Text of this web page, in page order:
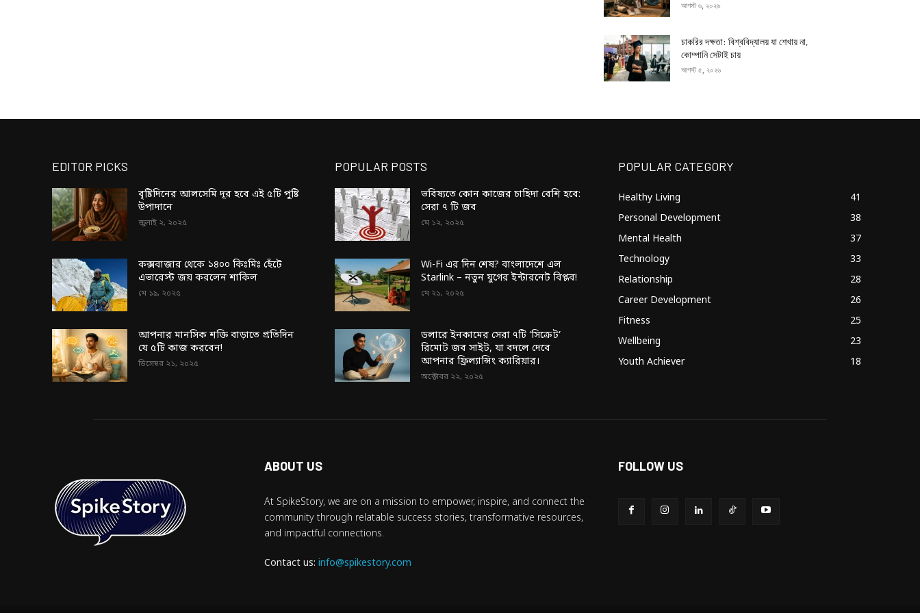
আগস্ট ৬, ২০২৬
চাকরির দক্ষতা: বিশ্ববিদ্যালয় যা শেখায় না,
কোম্পানি সেটাই চায়
আগস্ট ৫, ২০২৬
EDITOR PICKS
বৃষ্টিদিনের আলসেমি দূর হবে এই ৫টি পুষ্টি
উপাদানে
জুলাই ২, ২০২৫
কক্সবাজার থেকে ১৪০০ কিঃমিঃ হেঁটে
এভারেস্ট জয় করলেন শাকিল
মে ১৯, ২০২৫
আপনার মানসিক শক্তি বাড়াতে প্রতিদিন
যে ৫টি কাজ করবেন!
ডিসেম্বর ২১, ২০২৫
POPULAR POSTS
ভবিষ্যতে কোন কাজের চাহিদা বেশি হবে:
সেরা ৭ টি জব
মে ১২, ২০২৫
Wi-Fi এর দিন শেষ? বাংলাদেশে এল
Starlink – নতুন যুগের ইন্টারনেট বিপ্লব!
মে ২১, ২০২৫
ডলারে ইনকামের সেরা ৭টি ‘সিক্রেট’
রিমোট জব সাইট, যা বদলে দেবে
আপনার ফ্রিল্যান্সিং ক্যারিয়ার।
অক্টোবর ২২, ২০২৫
POPULAR CATEGORY
Healthy Living
41
Personal Development
38
Mental Health
37
Technology
33
Relationship
28
Career Development
26
Fitness
25
Wellbeing
23
Youth Achiever
18
ABOUT US
At SpikeStory, we are on a mission to empower, inspire, and connect the
community through relatable success stories, transformative resources,
and impactful connections.
Contact us: info@spikestory.com
FOLLOW US